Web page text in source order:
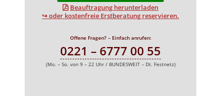
Beauftragung herunterladen
↪ oder kostenfreie Erstberatung reservieren.
Offene Fragen? – Einfach anrufen:
0221 – 6777 00 55
(Mo. – So. von 9 – 22 Uhr / BUNDESWEIT – Dt. Festnetz)